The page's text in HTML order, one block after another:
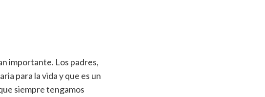
importante. Los padres,
para la vida y que es un
siempre tengamos